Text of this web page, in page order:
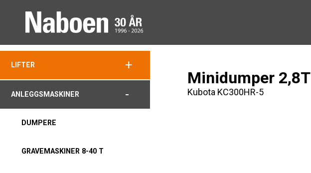
LIFTER +
ANLEGGSMASKINER -
DUMPERE
GRAVEMASKINER 8-40 T
Minidumper 2,8T
Kubota KC300HR-5